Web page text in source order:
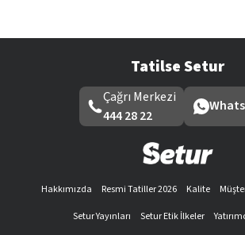
Tatilse Setur
Çağrı Merkezi
444 28 22
Hakkımızda Resmi Tatiller 2026 Kalite
Setur Yayınları
Setur Etik İlkeler